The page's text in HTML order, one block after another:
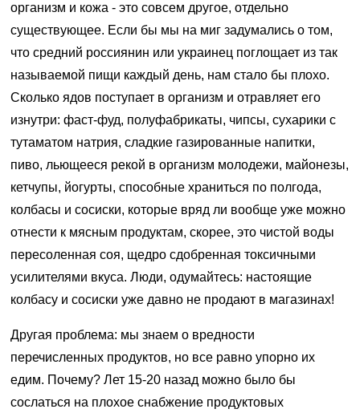
организм и кожа - это совсем другое, отдельно
существующее. Если бы мы на миг задумались о том,
что средний россиянин или украинец поглощает из так
называемой пищи каждый день, нам стало бы плохо.
Сколько ядов поступает в организм и отравляет его
изнутри: фаст-фуд, полуфабрикаты, чипсы, сухарики с
тутаматом натрия, сладкие газированные напитки,
пиво, льющееся рекой в организм молодежи, майонезы,
кетчупы, йогурты, способные храниться по полгода,
колбасы и сосиски, которые вряд ли вообще уже можно
отнести к мясным продуктам, скорее, это чистой воды
пересоленная соя, щедро сдобренная токсичными
усилителями вкуса. Люди, одумайтесь: настоящие
колбасу и сосиски уже давно не продают в магазинах!
Другая проблема: мы знаем о вредности
перечисленных продуктов, но все равно упорно их
едим. Почему? Лет 15-20 назад можно было бы
сослаться на плохое снабжение продуктовых